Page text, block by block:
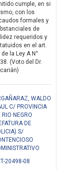
cumple, en si
con los
formales y
de
requeridos y
en el art.
de la Ley A N°
(Voto del Dr.
WALDO
C/ PROVINCIA
RIO NEGRO
DE
S/
20498-08